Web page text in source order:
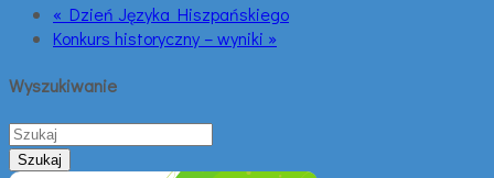
« Dzień Języka Hiszpańskiego
Konkurs historyczny – wyniki »
Wyszukiwanie